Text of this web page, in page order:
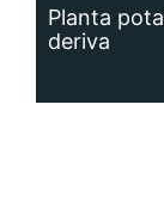
Planta
deriva